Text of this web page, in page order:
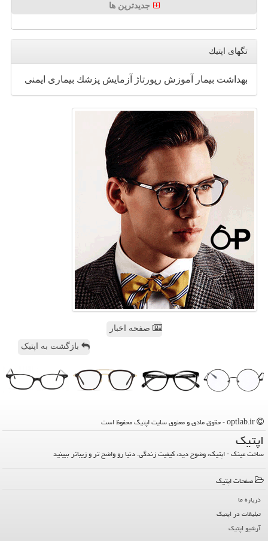
جدیدترین ها
تگهای اپتیك
بهداشت بیمار آموزش رپورتاژ آزمایش پزشك بیماری ایمنی
صفحه اخبار
بازگشت به اپتیک
اپتیك
ساخت عینک - اپتیک، وضوح دید، کیفیت زندگی. دنیا رو واضح تر و زیباتر ببینید
صفحات اپتیك
درباره ما
تبلیغات در اپتیك
آرشیو اپتیك